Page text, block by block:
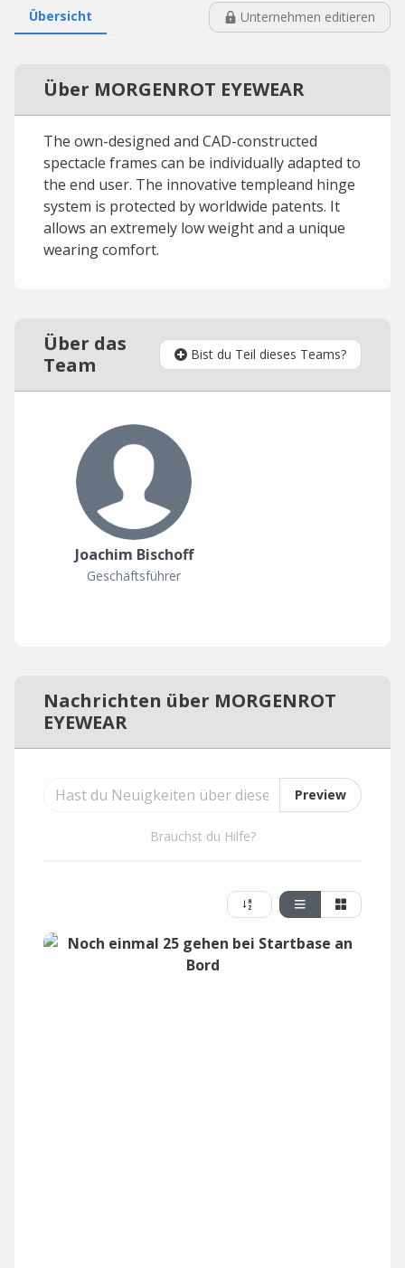
Übersicht Unternehmen editieren
Über MORGENROT EYEWEAR
The own-designed and CAD-constructed
spectacle frames can be individually adapted to
the end user. The innovative templeand hinge
system is protected by worldwide patents. It
allows an extremely low weight and a unique
wearing comfort.
Über das
Team
Bist du Teil dieses Teams?
Joachim Bischoff
Geschäftsführer
Nachrichten über MORGENROT
EYEWEAR
Preview
Brauchst du Hilfe?